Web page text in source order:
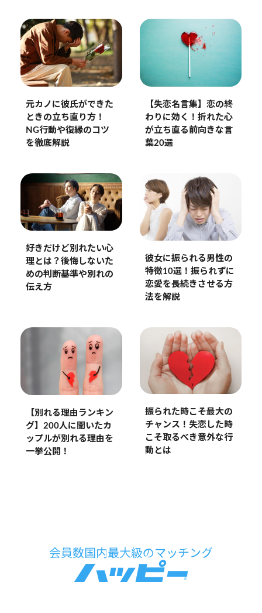
元カノに彼氏ができた
ときの立ち直り方！
NG行動や復縁のコツ
を徹底解説
【失恋名言集】恋の終
わりに効く！折れた心
が立ち直る前向きな言
葉20選
好きだけど別れたい心
理とは？後悔しないた
めの判断基準や別れの
伝え方
彼女に振られる男性の
特徴10選！振られずに
恋愛を長続きさせる方
法を解説
【別れる理由ランキン
グ】200人に聞いたカ
ップルが別れる理由を
一挙公開！
振られた時こそ最大の
チャンス！失恋した時
こそ取るべき意外な行
動とは